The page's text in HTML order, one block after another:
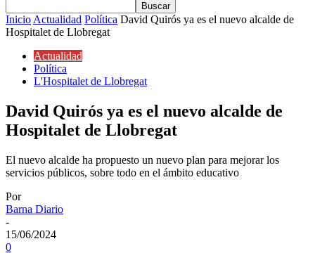
InicioActualidad Política David Quirós ya es el nuevo alcalde de
Hospitalet de Llobregat
Actualidad
Política
L'Hospitalet de Llobregat
David Quirós ya es el nuevo alcalde de
Hospitalet de Llobregat
El nuevo alcalde ha propuesto un nuevo plan para mejorar los
servicios públicos, sobre todo en el ámbito educativo
Por
Barna Diario
-
15/06/2024
0